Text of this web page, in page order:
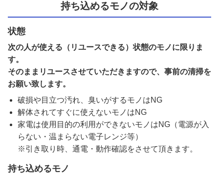
持ち込めるモノの対象
状態
次の人が使える（リユースできる）状態のモノに限りま
す。
そのままリユースさせていただきますので、事前の清掃を
お願い致します。
破損や目立つ汚れ、臭いがするモノはNG
解体されてすぐに使えないモノはNG
家電は使用目的の利用ができないモノはNG（電源が入
らない・温まらない電子レンジ等）
※引き取り時、通電・動作確認をさせて頂きます。
持ち込めるモノ